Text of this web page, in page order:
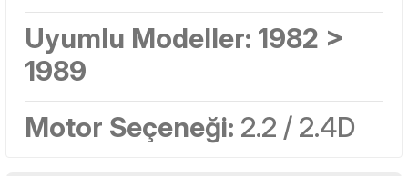
Uyumlu Modeller: 1982 >
1989
Motor Seçeneği: 2.2 / 2.4D